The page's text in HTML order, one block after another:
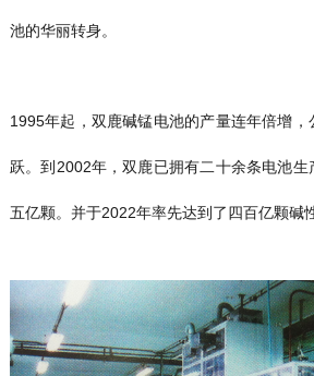
池的华丽转身。
1995年起，双鹿碱锰电池的产量连年倍增
跃。到2002年，双鹿已拥有二十余条电池
五亿颗。并于2022年率先达到了四百亿颗碱